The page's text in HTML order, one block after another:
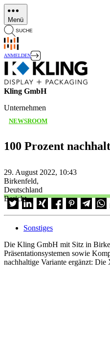
Direkt
zum
Inhalt
Menü
SUCHE
ANMELDEN
Kling GmbH
Unternehmen
NEWSROOM
100 Prozent
29. August 2022, 10:43
Birkenfeld,
Deutschland
Bericht
Sonstiges
Die Kling GmbH mit Sitz in
Präsentationsystemen sowie
nachhaltige Variante ergänzt: